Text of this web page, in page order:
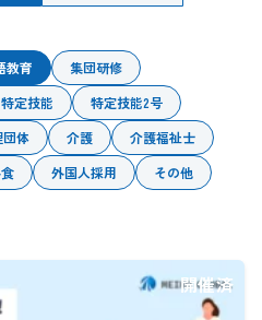
教育
集団研修
特定技能
特定技能2号
団体 介護
介護福祉士
外国人採用 その他
開催済